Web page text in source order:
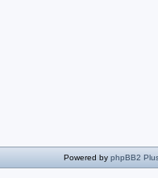
Powered by phpBB2